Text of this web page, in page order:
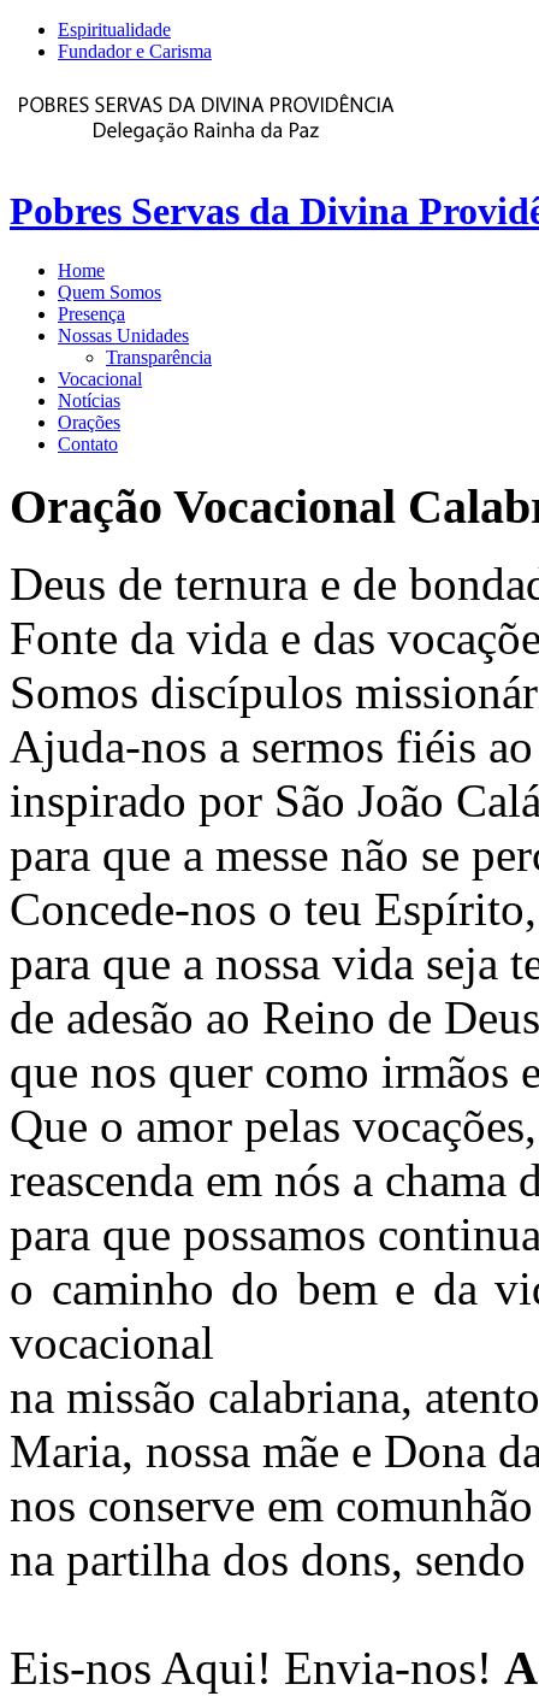
Espiritualidade
Fundador e Carisma
Pobres Servas da Divina
Home
Quem Somos
Presença
Nossas Unidades
Transparência
Vocacional
Notícias
Orações
Contato
Oração Vocacional
Deus de ternura e de
Fonte da vida e das
Somos discípulos
Ajuda-nos a sermos fiéis
inspirado por São João
para que a messe não se
Concede-nos o teu Espírito,
para que a nossa vida seja
de adesão ao Reino de
que nos quer como irmãos
Que o amor pelas
reascenda em nós a chama
para que possamos
o caminho do bem e da
vocacional
na missão calabriana,
Maria, nossa mãe e Dona
nos conserve em
na partilha dos dons,
Eis-nos Aqui! Envia-nos!